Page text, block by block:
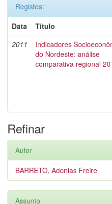
Registos:
Data
Título
2011
Indicadores
do Nordeste: análise
comparativa regional
Refinar
Autor
BARRETO, Adonias Freire
Assunto